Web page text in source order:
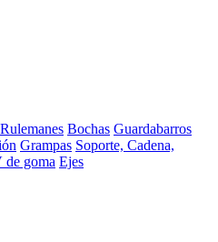
Rulemanes Bochas Guardabarros
Grampas Soporte, Cadena,
de goma Ejes